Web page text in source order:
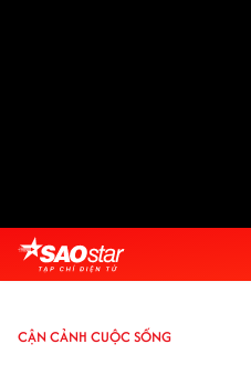
CẬN CẢNH CUỘC SỐNG